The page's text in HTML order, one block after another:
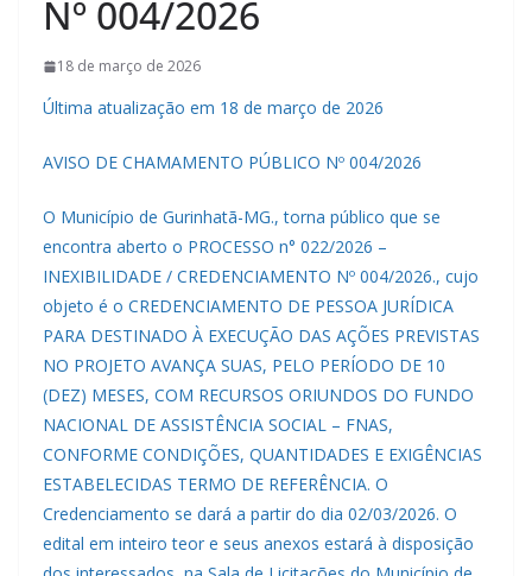
Nº 004/2026
18 de março de 2026
Última atualização em 18 de março de 2026
AVISO DE CHAMAMENTO PÚBLICO Nº 004/2026
O Município de Gurinhatã-MG., torna público que se
encontra aberto o PROCESSO n° 022/2026 –
INEXIBILIDADE / CREDENCIAMENTO Nº 004/2026., cujo
objeto é o CREDENCIAMENTO DE PESSOA JURÍDICA
PARA DESTINADO À EXECUÇÃO DAS AÇÕES PREVISTAS
NO PROJETO AVANÇA SUAS, PELO PERÍODO DE 10
(DEZ) MESES, COM RECURSOS ORIUNDOS DO FUNDO
NACIONAL DE ASSISTÊNCIA SOCIAL – FNAS,
CONFORME CONDIÇÕES, QUANTIDADES E EXIGÊNCIAS
ESTABELECIDAS TERMO DE REFERÊNCIA. O
Credenciamento se dará a partir do dia 02/03/2026. O
edital em inteiro teor e seus anexos estará à disposição